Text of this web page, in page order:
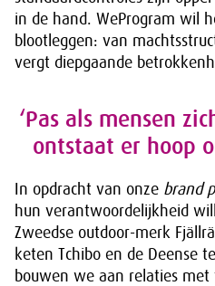
in de hand. WeProgram wil
blootleggen: van
vergt diepgaande
‘Pas als mensen
ontstaat er hoop
In opdracht van onze brand
hun verantwoordelijkheid
Zweedse outdoor-merk
keten Tchibo en de Deense
bouwen we aan relaties met